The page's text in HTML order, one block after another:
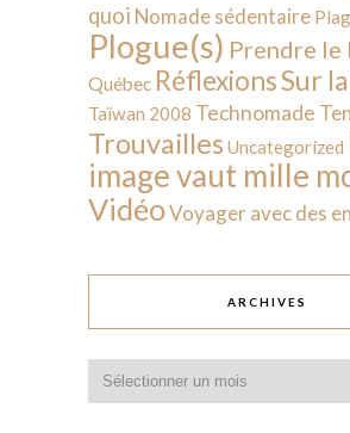
quoi Nomade sédentaire
Plogue(s) Prendre le
Québec RéflexionsSur
Taïwan 2008 Technomade
Trouvailles Uncategorized
image vaut mille
VidéoVoyager avec des
ARCHIVES